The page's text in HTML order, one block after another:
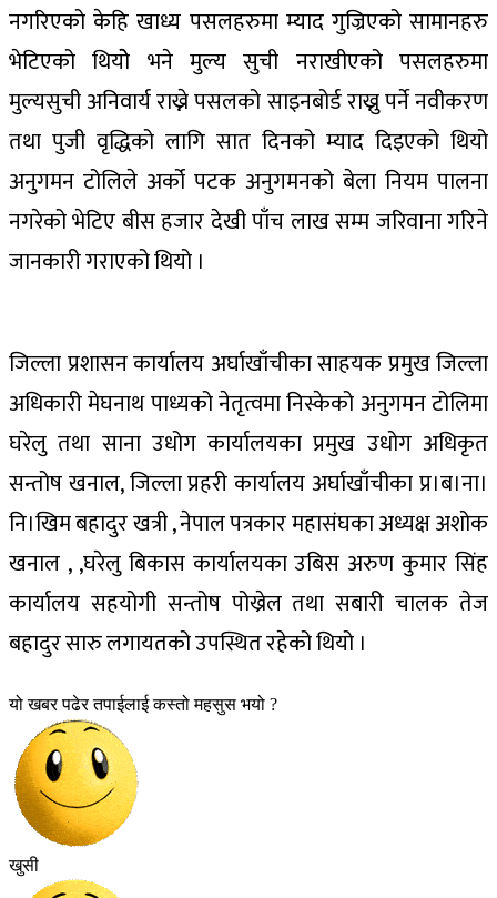
नगरिएको केहि खाध्य पसलहरुमा म्याद गुज्रिएको सामानहरु
भेटिएको थियोे भने मुल्य सुची नराखीएको पसलहरुमा
मुल्यसुची अनिवार्य राख्ने पसलको साइनबोर्ड राख्नु पर्ने नवीकरण
तथा पुजी वृद्धिको लागि सात दिनको म्याद दिइएको थियो
अनुगमन टोलिले अर्को पटक अनुगमनको बेला नियम पालना
नगरेको भेटिए बीस हजार देखी पाँच लाख सम्म जरिवाना गरिने
जानकारी गराएको थियो ।
जिल्ला प्रशासन कार्यालय अर्घाखाँचीका साहयक प्रमुख जिल्ला
अधिकारी मेघनाथ पाध्यको नेतृत्वमा निस्केको अनुगमन टोलिमा
घरेलु तथा साना उधोग कार्यालयका प्रमुख उधोग अधिकृत
सन्तोष खनाल, जिल्ला प्रहरी कार्यालय अर्घाखाँचीका प्र।ब।ना।
नि।खिम बहादुर खत्री , नेपाल पत्रकार महासंघका अध्यक्ष अशोक
खनाल , ,घरेलु बिकास कार्यालयका उबिस अरुण कुमार सिंह
कार्यालय सहयोगी सन्तोष पोख्रेल तथा सबारी चालक तेज
बहादुर सारु लगायतको उपस्थित रहेको थियो ।
यो खबर पढेर तपाईलाई कस्तो महसुस भयो ?
खुसी